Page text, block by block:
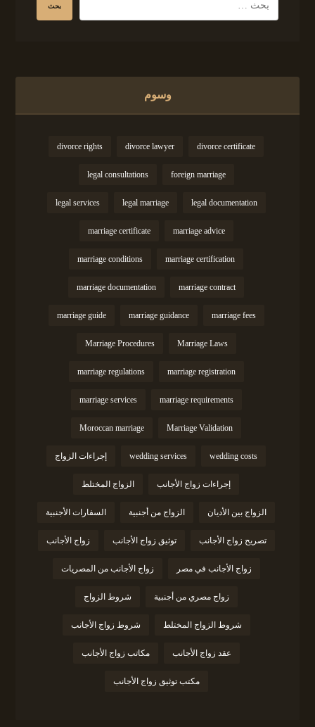
وسوم
divorce certificate
divorce lawyer
divorce rights
foreign marriage
legal consultations
legal documentation
legal marriage
legal services
marriage advice
marriage certificate
marriage certification
marriage conditions
marriage contract
marriage documentation
marriage fees
marriage guidance
marriage guide
Marriage Laws
Marriage Procedures
marriage registration
marriage regulations
marriage requirements
marriage services
Marriage Validation
Moroccan marriage
wedding costs
wedding services إجراءات الزواج
إجراءات زواج الأجانب الزواج المختلط
الزواج بين الأديان الزواج من أجنبية السفارات الأجنبية
تصريح زواج الأجانب توثيق زواج الأجانب زواج الأجانب
زواج الأجانب في مصر زواج الأجانب من المصريات
زواج مصري من أجنبية شروط الزواج
شروط الزواج المختلط شروط زواج الأجانب
عقد زواج الأجانب مكاتب زواج الأجانب
مكتب توثيق زواج الأجانب